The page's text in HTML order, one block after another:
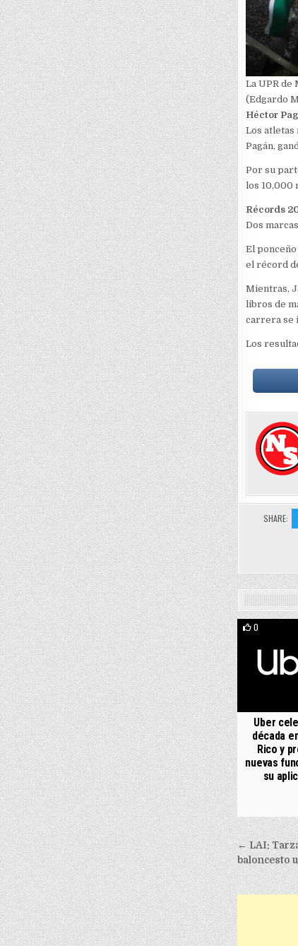
La UPR de
(Edgardo
Héctor
Los atletas
Pagán,
Por su
los 10,000
Récords
Dos
El
el récord
Mientras,
libros de
carrera se
Los
SHARE:
0
Uber
década
Rico y
nuevas
su
Post
← LAI:
baloncesto